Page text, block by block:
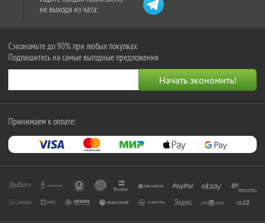
не выходя из чата:
Сэкономьте до 90% при любых покупках
Подпишитесь на самые выгодные предложения
Принимаем к оплате: